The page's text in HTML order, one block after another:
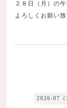
２８日（月）の午
よろしくお願い致
2026-07（